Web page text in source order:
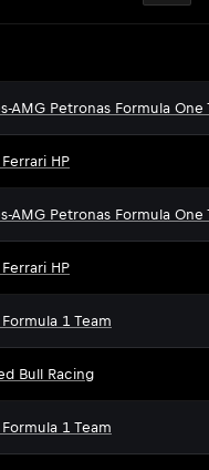
AMG Petronas Formula One
HP
AMG Petronas Formula One
HP
1 Team
Bull Racing
1 Team